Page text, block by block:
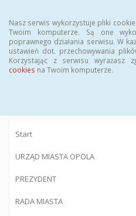
Nasz serwis wykorzystuje pliki
Twoim komputerze. Są one
poprawnego działania serwisu. W
ustawień dot. przechowywania
Korzystając z serwisu wyrażasz
cookies na Twoim komputerze.
BIULETYN
Urzędu
Start
URZĄD MIASTA OPOLA
PREZYDENT
RADA MIASTA